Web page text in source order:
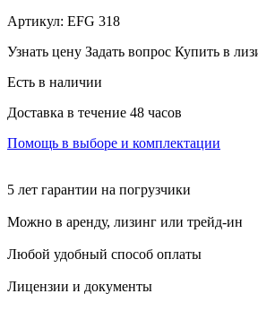
Артикул: EFG 318
Узнать цену Задать вопрос Купить в
Есть в наличии
Доставка в течение 48 часов
Помощь в выборе и комплектации
5 лет гарантии на погрузчики
Можно в аренду, лизинг или трейд-ин
Любой удобный способ оплаты
Лицензии и документы